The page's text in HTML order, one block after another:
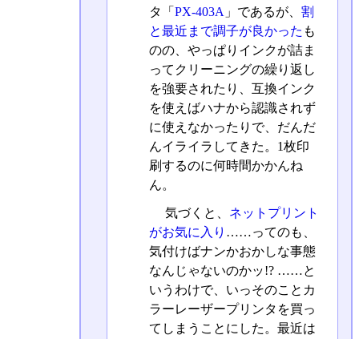
タ「 PX-403A 」であるが、 割
と最近まで調子が良かった も
のの、やっぱりインクが詰ま
ってクリーニングの繰り返し
を強要されたり、互換インク
を使えばハナから認識されず
に使えなかったりで、だんだ
んイライラしてきた。1枚印
刷するのに何時間かかんね
ん。
気づくと、 ネットプリント
がお気に入り ……ってのも、
気付けばナンかおかしな事態
なんじゃないのかッ!? ……と
いうわけで、いっそのことカ
ラーレーザープリンタを買っ
てしまうことにした。最近は